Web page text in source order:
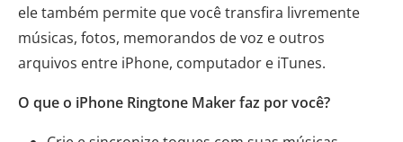
ele também permite que você transfira livremente
músicas, fotos, memorandos de voz e outros
arquivos entre iPhone, computador e iTunes.
O que o iPhone Ringtone Maker faz por você?